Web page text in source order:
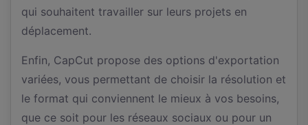
qui souhaitent travailler sur leurs projets en
déplacement.
Enfin, CapCut propose des options d'exportation
variées, vous permettant de choisir la résolution et
le format qui conviennent le mieux à vos besoins,
que ce soit pour les réseaux sociaux ou pour un